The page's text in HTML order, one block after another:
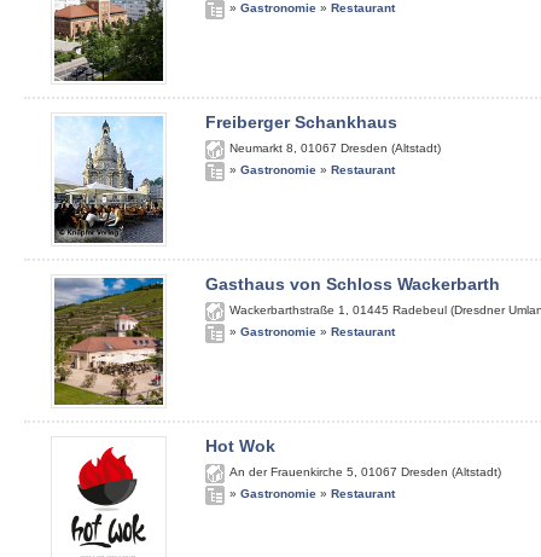
» Gastronomie » Restaurant
Freiberger Schankhaus
Neumarkt 8 01067 Dresden (Altstadt)
» Gastronomie » Restaurant
Gasthaus von Schloss Wackerbarth
Wackerbarthstraße 1 01445 Radebeul (Dresdner
» Gastronomie » Restaurant
Hot Wok
An der Frauenkirche 5 01067 Dresden (Altstadt)
» Gastronomie » Restaurant